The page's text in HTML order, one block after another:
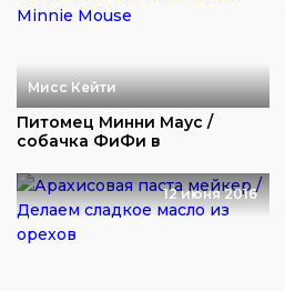
Мисс Кейти
Питомец Минни Маус /
собачка ФиФи в
перевозк...
12 июня 2016